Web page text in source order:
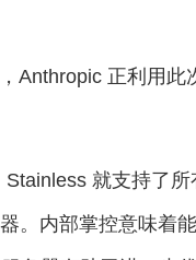
Anthropic 正利用此
就支持了
。内部掌控意味着